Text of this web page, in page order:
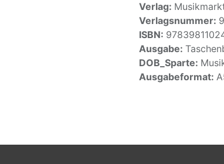
Verlag:
Verlagsnummer:
ISBN:
Ausgabe:
DOB_Sparte:
Ausgabeformat: